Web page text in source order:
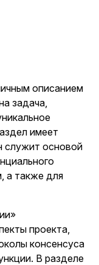
описанием
задача,
имеет
служит основой
а также для
проекта,
консенсуса
В разделе